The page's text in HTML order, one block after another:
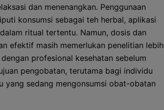
dan menenangkan. Penggunaan
konsumsi sebagai teh herbal, aplikasi
ritual tertentu. Namun, dosis dan
efektif masih memerlukan penelitian lebih
profesional kesehatan sebelum
pengobatan, terutama bagi individu
yang sedang mengonsumsi obat-obatan